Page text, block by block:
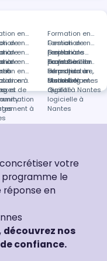
en
de
à
Formation en
Gestion de
projets à
Toulouse
en
de
à
Formation en
Gestion de
projets à Lille
en
de
à
Formations
dans Gestion
de projets à
distance
en
et
à
Formation en
Infrastructure,
cloud à Nantes
en
et
à
Formation en
Marketing
digital à Nantes
en
de
Formation en
Qualité
logicielle à
Nantes
votre
le
en
découvrez nos
confiance.